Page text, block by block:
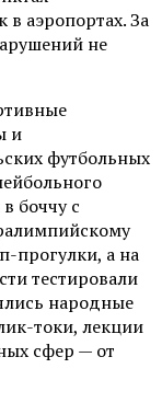
аэропортах. За
не
и
футбольных
боччу с
прогулки, а на
тестировали
народные
токи, лекции
сфер — от